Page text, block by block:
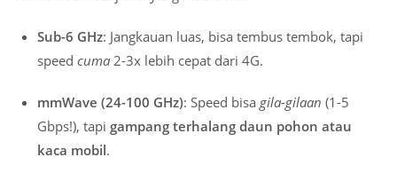
Sub-6 GHz: Jangkauan luas, bisa tembus tembok, tapi
speedcuma 2-3x lebih cepat dari 4G.
mmWave (24-100 GHz): Speed bisagila-gilaan (1-5
Gbps!), tapigampang terhalang daun pohon atau
kaca mobil.